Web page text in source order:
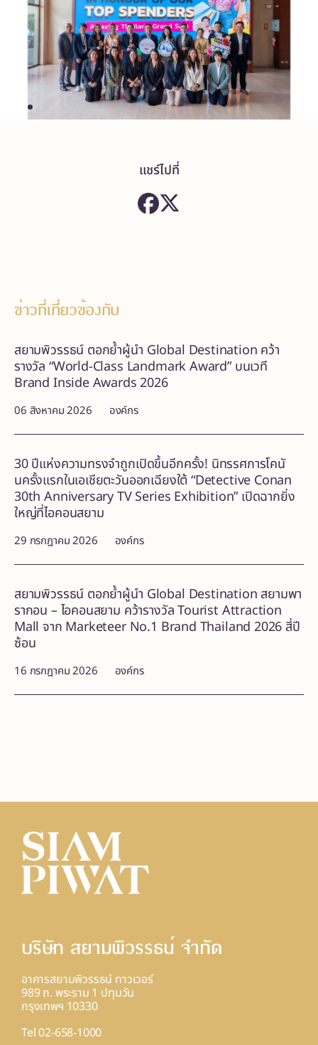
แชร์ไปที่
ข่าวที่เกี่ยวข้องกับ
06 สิงหาคม 2026 องค์กร
สยามพิวรรธน์ ตอกย้ำผู้นำ Global Destination คว้า
รางวัล “World-Class Landmark Award” บนเวที
Brand Inside Awards 2026
29 กรกฎาคม 2026 องค์กร
30 ปีแห่งความทรงจำถูกเปิดขึ้นอีกครั้ง! นิทรรศการโคนั
นครั้งแรกในเอเชียตะวันออกเฉียงใต้ “Detective Conan
30th Anniversary TV Series Exhibition” เปิดฉากยิ่ง
ใหญ่ที่ไอคอนสยาม
16 กรกฎาคม 2026 องค์กร
สยามพิวรรธน์ ตอกย้ำผู้นำ Global Destination สยามพา
รากอน – ไอคอนสยาม คว้ารางวัล Tourist Attraction
Mall จาก Marketeer No.1 Brand Thailand 2026 สี่ปี
ซ้อน
บริษัท สยามพิวรรธน์ จํากัด
อาคารสยามพิวรรธน์ ทาวเวอร์
989 ถ. พระราม 1 ปทุมวัน
กรุงเทพฯ 10330
Tel 02-658-1000